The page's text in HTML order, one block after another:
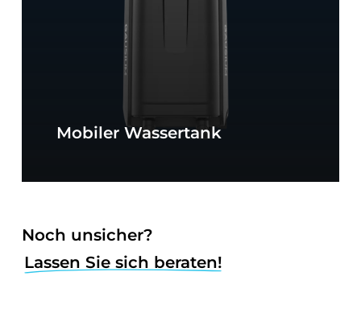
Mobiler Wassertank
Noch unsicher?
Lassen Sie sich beraten!